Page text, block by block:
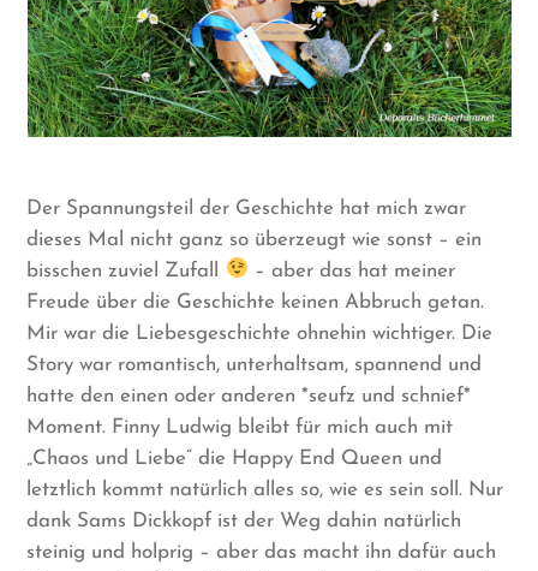
Der Spannungsteil der Geschichte hat mich zwar
dieses Mal nicht ganz so überzeugt wie sonst – ein
bisschen zuviel Zufall
– aber das hat meiner
Freude über die Geschichte keinen Abbruch getan.
Mir war die Liebesgeschichte ohnehin wichtiger. Die
Story war romantisch, unterhaltsam, spannend und
hatte den einen oder anderen *seufz und schnief*
Moment. Finny Ludwig bleibt für mich auch mit
„Chaos und Liebe“ die Happy End Queen und
letztlich kommt natürlich alles so, wie es sein soll. Nur
dank Sams Dickkopf ist der Weg dahin natürlich
steinig und holprig – aber das macht ihn dafür auch